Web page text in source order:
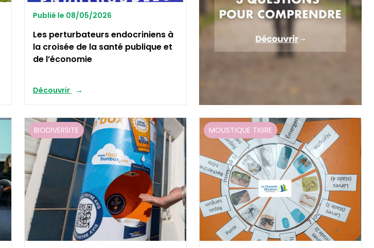
Publié le 08/05/2026
Les perturbateurs endocriniens à
la croisée de la santé publique et
de l’économie
Découvrir
BIODIVERSITE MOUSTIQUE TIGRE